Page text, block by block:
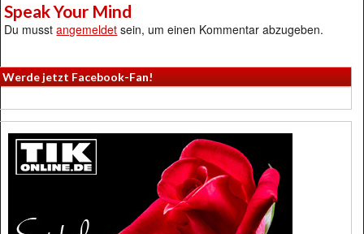
Speak Your Mind
Du musstangemeldet sein, um einen Kommentar abzugeben.
Werde jetzt Facebook-Fan!